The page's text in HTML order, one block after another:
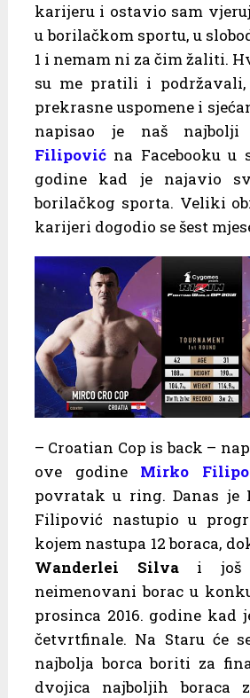
karijeru i ostavio sam
u borilačkom sportu, u
1 i nemam ni za čim žaliti.
su me pratili i
prekrasne uspomene i
napisao je naš najbolji
Filipovićna Facebooku u
godine kad je najavio
borilačkog sporta. Veliki
karijeri dogodio se šest
– Croatian Cop is back –
ove godine Mirko
povratak u ring. Danas je
Filipović nastupio u
kojem nastupa 12 boraca,
Wanderlei Silvai još
neimenovani borac u
prosinca 2016. godine kad
četvrtfinale. Na Staru će
najbolja borca boriti za
dvojica najboljih boraca